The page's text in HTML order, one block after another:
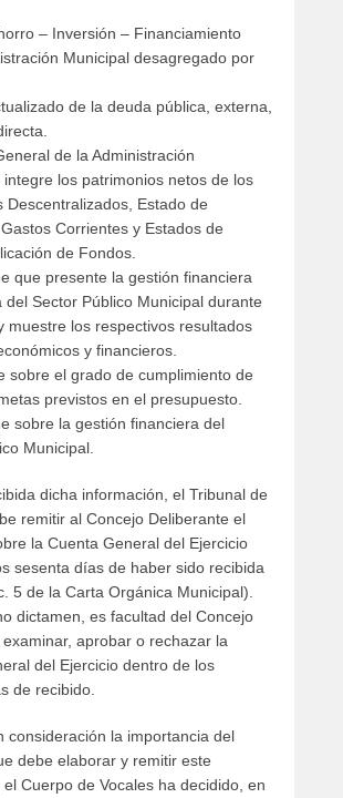
– Inversión – Financiamiento
Municipal desagregado por
de la deuda pública, externa,
de la Administración
los patrimonios netos de los
Descentralizados, Estado de
Corrientes y Estados de
de Fondos.
que presente la gestión financiera
del Sector Público Municipal durante
muestre los respectivos resultados
y financieros.
sobre el grado de cumplimiento de
previstos en el presupuesto.
sobre la gestión financiera del
Municipal.
dicha información, el Tribunal de
remitir al Concejo Deliberante el
la Cuenta General del Ejercicio
sesenta días de haber sido recibida
5 de la Carta Orgánica Municipal).
dictamen, es facultad del Concejo
aprobar o rechazar la
del Ejercicio dentro de los
de recibido.
consideración la importancia del
debe elaborar y remitir este
Cuerpo de Vocales ha decidido, en